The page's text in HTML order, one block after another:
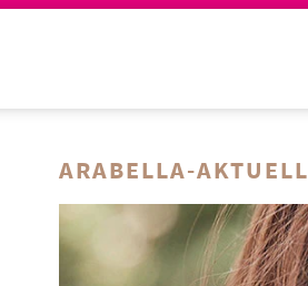
ARABELLA-AKTUELL